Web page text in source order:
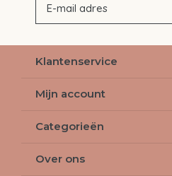
Klantenservice
Mijn account
Categorieën
Over ons